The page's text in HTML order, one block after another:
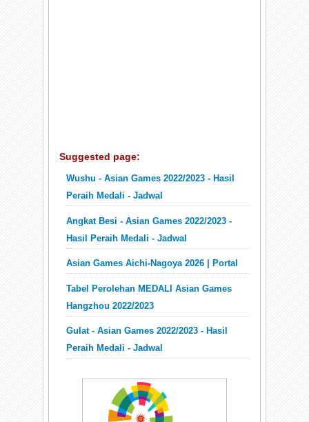
Suggested page:
Wushu - Asian Games 2022/2023 - Hasil
Peraih Medali - Jadwal
Angkat Besi - Asian Games 2022/2023 -
Hasil Peraih Medali - Jadwal
Asian Games Aichi-Nagoya 2026 | Portal
Tabel Perolehan MEDALI Asian Games
Hangzhou 2022/2023
Gulat - Asian Games 2022/2023 - Hasil
Peraih Medali - Jadwal